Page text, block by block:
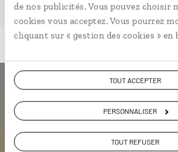
de nos publicités. Vous pouvez choisir
cookies vous acceptez. Vous pourrez
cliquant sur « gestion des cookies » en
TOUT ACCEPTER
PERSONNALISER
TOUT REFUSER
Luciole,
l'appli qui vous guide
des États-Unis